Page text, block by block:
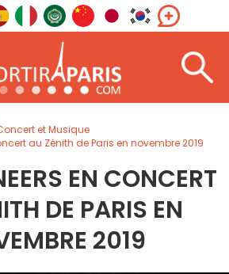
et Musique
au Zénith de Paris en novembre 2019
EN CONCERT
DE PARIS EN
2019